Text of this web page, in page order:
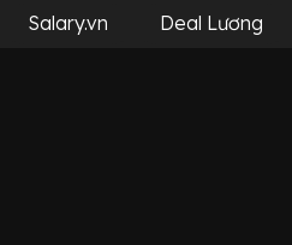
Salary.vn Deal Lương